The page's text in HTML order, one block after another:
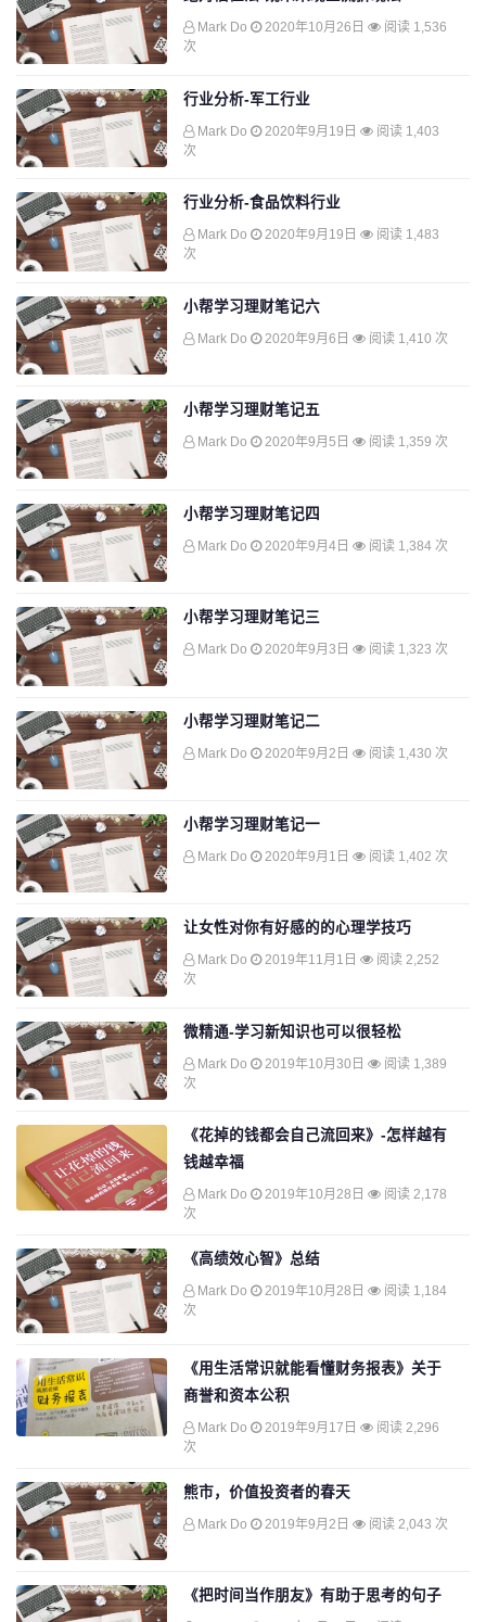
Mark Do 2020年10月26日
阅读 1,536
次
行业分析-军工行业
Mark Do 2020年9月19日
阅读 1,403
次
行业分析-食品饮料行业
Mark Do 2020年9月19日
阅读 1,483
次
小帮学习理财笔记六
Mark Do 2020年9月6日 阅读 1,410 次
小帮学习理财笔记五
Mark Do 2020年9月5日 阅读 1,359 次
小帮学习理财笔记四
Mark Do 2020年9月4日 阅读 1,384 次
小帮学习理财笔记三
Mark Do 2020年9月3日 阅读 1,323 次
小帮学习理财笔记二
Mark Do 2020年9月2日 阅读 1,430 次
小帮学习理财笔记一
Mark Do 2020年9月1日 阅读 1,402 次
让女性对你有好感的的心理学技巧
Mark Do 2019年11月1日
阅读 2,252
次
微精通-学习新知识也可以很轻松
Mark Do 2019年10月30日
阅读 1,389
次
《花掉的钱都会自己流回来》-怎样越有
钱越幸福
Mark Do 2019年10月28日
阅读 2,178
次
《高绩效心智》总结
Mark Do 2019年10月28日
阅读 1,184
次
《用生活常识就能看懂财务报表》关于
商誉和资本公积
Mark Do 2019年9月17日
阅读 2,296
次
熊市，价值投资者的春天
Mark Do 2019年9月2日 阅读 2,043 次
《把时间当作朋友》有助于思考的句子